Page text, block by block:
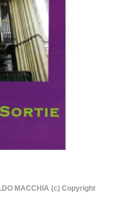
MACCHIA (c) Copyright